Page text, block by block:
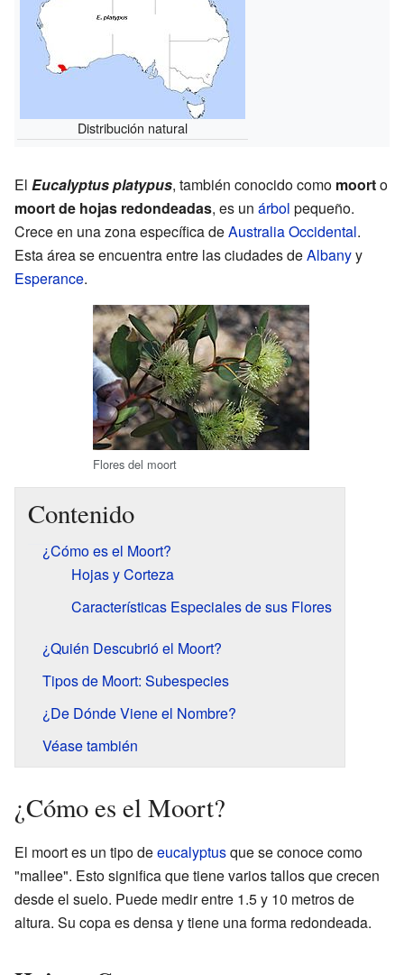
Distribución natural
El Eucalyptus platypus, también conocido como moorto
moort de hojas redondeadas, es un árbol pequeño.
Crece en una zona específica deAustralia Occidental.
Esta área se encuentra entre las ciudades deAlbanyy
Esperance.
Flores del moort
Contenido
¿Cómo es el Moort?
Hojas y Corteza
Características Especiales de sus Flores
¿Quién Descubrió el Moort?
Tipos de Moort: Subespecies
¿De Dónde Viene el Nombre?
Véase también
¿Cómo es el Moort?
El moort es un tipo deeucalyptusque se conoce como
"mallee". Esto significa que tiene varios tallos que crecen
desde el suelo. Puede medir entre 1.5 y 10 metros de
altura. Su copa es densa y tiene una forma redondeada.